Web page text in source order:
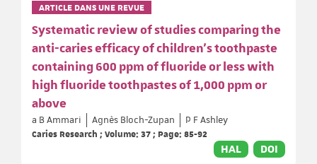
ARTICLE DANS UNE REVUE
Systematic review of studies comparing the
anti-caries efficacy of children's toothpaste
containing 600 ppm of fluoride or less with
high fluoride toothpastes of 1,000 ppm or
above
a B Ammari Agnès Bloch-Zupan
P F Ashley
Caries Research ; Volume: 37 ; Page: 85-92
HAL DOI